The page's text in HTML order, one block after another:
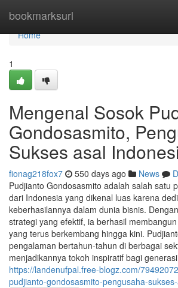
bookmarksurl
Home
Home
1
Mengenal Sosok
Gondosasmito,
Sukses asal
fionag218fox7 550 days ago News
Pudjianto Gondosasmito adalah salah satu
dari Indonesia yang dikenal luas karena
keberhasilannya dalam dunia bisnis.
strategi yang efektif, ia berhasil
yang terus berkembang hingga kini.
pengalaman bertahun-tahun di berbagai
menjadikannya tokoh inspiratif bagi generasi
https://landenufpal.free-blogz.com/
pudjianto-gondosasmito-pengusaha-